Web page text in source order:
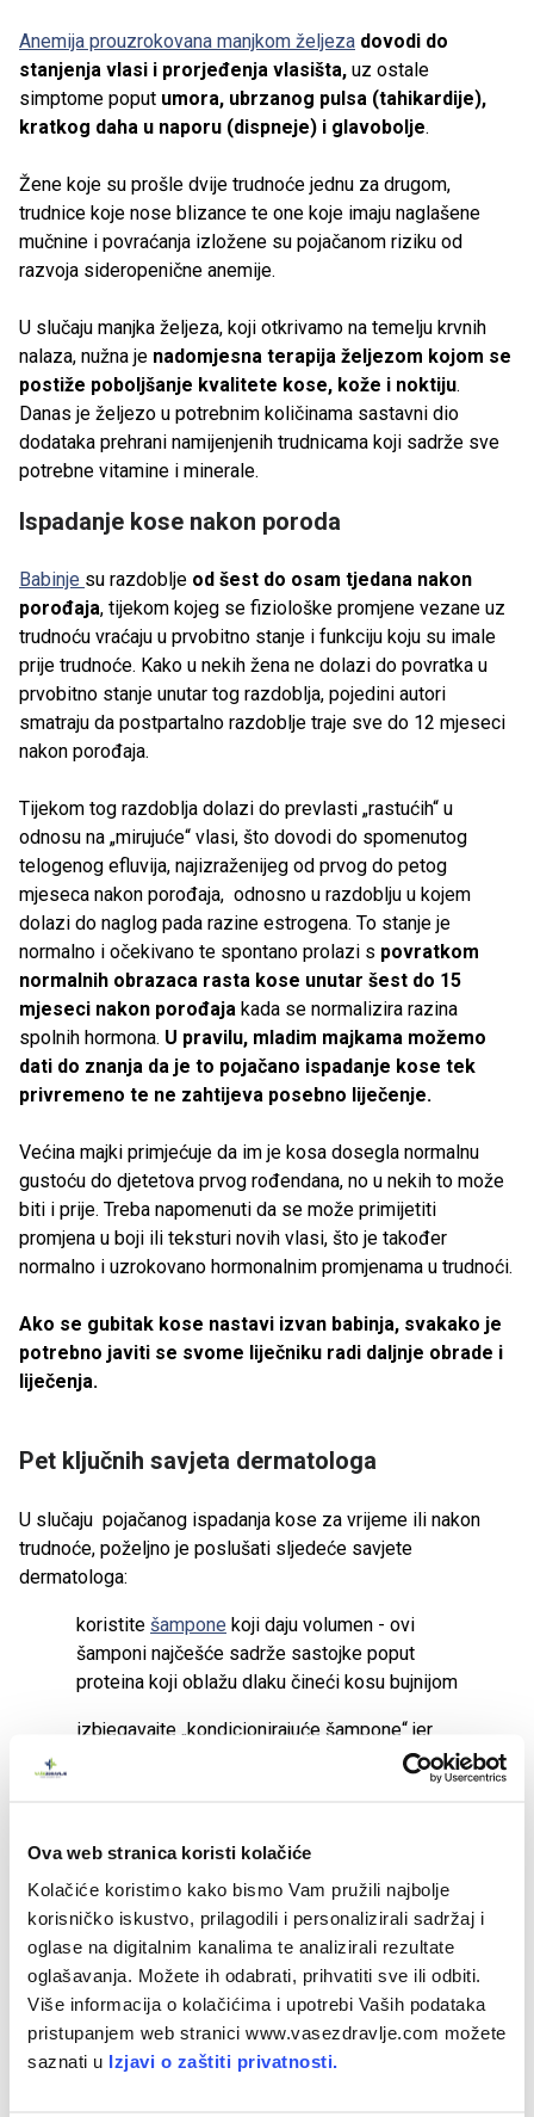
Ova web stranica koristi kolačiće
Kolačiće koristimo kako bismo Vam pružili najbolje
korisničko iskustvo, prilagodili i personalizirali sadržaj i
oglase na digitalnim kanalima te analizirali rezultate
oglašavanja. Možete ih odabrati, prihvatiti sve ili odbiti.
Više informacija o kolačićima i upotrebi Vaših podataka
pristupanjem web stranici www.vasezdravlje.com možete
saznati u Izjavi o zaštiti privatnosti.
Anemija prouzrokovana manjkom željeza dovodi do
stanjenja vlasi i prorjeđenja vlasišta, uz ostale
simptome poput umora, ubrzanog pulsa (tahikardije),
kratkog daha u naporu (dispneje) i glavobolje.
Žene koje su prošle dvije trudnoće jednu za drugom,
trudnice koje nose blizance te one koje imaju naglašene
mučnine i povraćanja izložene su pojačanom riziku od
razvoja sideropenične anemije.
U slučaju manjka željeza, koji otkrivamo na temelju krvnih
nalaza, nužna je nadomjesna terapija željezom kojom se
postiže poboljšanje kvalitete kose, kože i noktiju.
Danas je željezo u potrebnim količinama sastavni dio
dodataka prehrani namijenjenih trudnicama koji sadrže sve
potrebne vitamine i minerale.
Ispadanje kose nakon poroda
Babinje su razdoblje od šest do osam tjedana nakon
porođaja, tijekom kojeg se fiziološke promjene vezane uz
trudnoću vraćaju u prvobitno stanje i funkciju koju su imale
prije trudnoće. Kako u nekih žena ne dolazi do povratka u
prvobitno stanje unutar tog razdoblja, pojedini autori
smatraju da postpartalno razdoblje traje sve do 12 mjeseci
nakon porođaja.
Tijekom tog razdoblja dolazi do prevlasti „rastućih“ u
odnosu na „mirujuće“ vlasi, što dovodi do spomenutog
telogenog efluvija, najizraženijeg od prvog do petog
mjeseca nakon porođaja, odnosno u razdoblju u kojem
dolazi do naglog pada razine estrogena. To stanje je
normalno i očekivano te spontano prolazi s povratkom
normalnih obrazaca rasta kose unutar šest do 15
mjeseci nakon porođaja kada se normalizira razina
spolnih hormona. U pravilu, mladim majkama možemo
dati do znanja da je to pojačano ispadanje kose tek
privremeno te ne zahtijeva posebno liječenje.
Većina majki primjećuje da im je kosa dosegla normalnu
gustoću do djetetova prvog rođendana, no u nekih to može
biti i prije. Treba napomenuti da se može primijetiti
promjena u boji ili teksturi novih vlasi, što je također
normalno i uzrokovano hormonalnim promjenama u trudnoći.
Ako se gubitak kose nastavi izvan babinja, svakako je
potrebno javiti se svome liječniku radi daljnje obrade i
liječenja.
Pet ključnih savjeta dermatologa
U slučaju pojačanog ispadanja kose za vrijeme ili nakon
trudnoće, poželjno je poslušati sljedeće savjete
dermatologa:
koristite šampone koji daju volumen - ovi
šamponi najčešće sadrže sastojke poput
proteina koji oblažu dlaku čineći kosu bujnijom
izbjegavajte „kondicionirajuće šampone“ jer
sadrže teške omekšivače koji kosu čine
kosu te ih nanosite samo na vrhove kose
isprobajte novu frizuru koja kosu vizualno čini
punijom
pripazite da se kosa ne omota oko dijelova
tijela vašeg djeteta, što može biti iznimno
opasno.